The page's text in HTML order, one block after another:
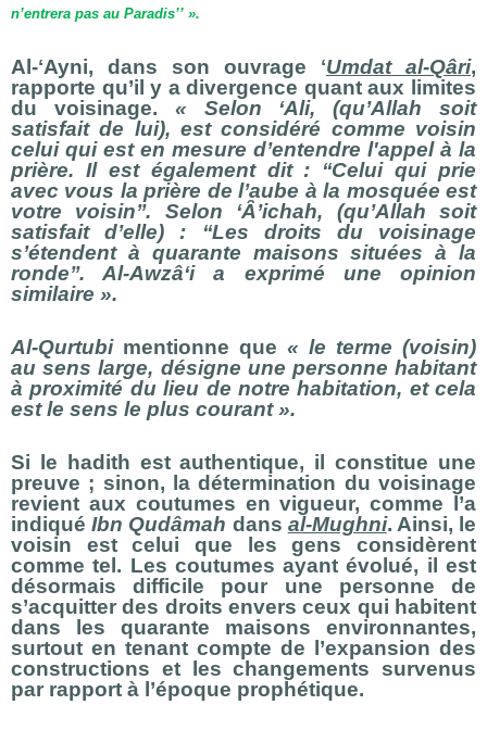
n’entrera pas au Paradis’’ ».
Al-ʻAyni, dans son ouvrage ʻUmdat al-Qâri,
rapporte qu’il y a divergence quant aux limites
du voisinage. « Selon
‘Ali, (qu’Allah soit
satisfait de lui), est considéré comme voisin
celui qui est en mesure d’entendre l'appel à la
prière. Il est également dit : ‘‘Celui qui prie
avec vous la prière de l’aube à la mosquée est
votre voisin’’. Selon ʻȂʼichah, (qu’Allah soit
satisfait d’elle) : ‘‘Les droits du voisinage
s’étendent à quarante maisons situées à la
ronde’’. Al-Awzâʻi a exprimé une opinion
similaire ».
Al-Qurtubimentionne que « le terme (voisin)
au sens large, désigne une personne habitant
à proximité du lieu de notre habitation, et cela
est le sens le plus courant ».
Si le hadith est authentique, il constitue une
preuve ; sinon, la détermination du voisinage
revient aux coutumes en vigueur, comme l’a
indiquéIbn Qudâmah dans al-Mughni. Ainsi, le
voisin est celui que les gens considèrent
comme tel. Les coutumes ayant évolué, il est
désormais difficile pour une personne de
s’acquitter des droits envers ceux qui habitent
dans les quarante maisons environnantes,
surtout en tenant compte de l’expansion des
constructions et les changements survenus
par rapport à l’époque prophétique.